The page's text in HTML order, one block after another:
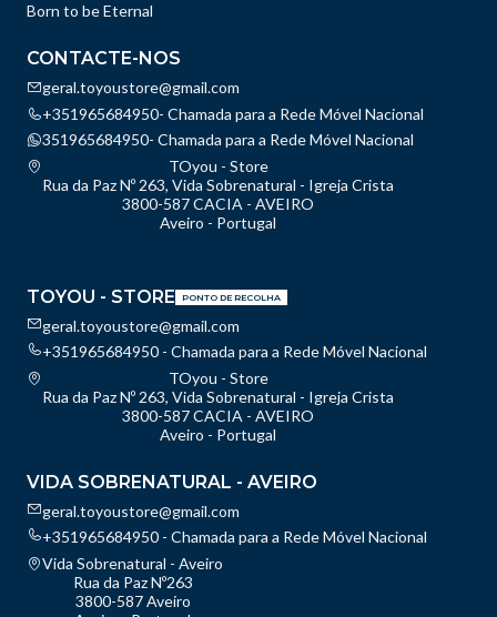
Born to be Eternal
CONTACTE-NOS
geral.toyoustore@gmail.com
+351965684950- Chamada para a Rede Móvel Nacional
351965684950- Chamada para a Rede Móvel Nacional
TOyou - Store
Rua da Paz Nº 263, Vida Sobrenatural - Igreja Crista
3800-587 CACIA - AVEIRO
Aveiro - Portugal
TOYOU - STORE PONTO DE RECOLHA
geral.toyoustore@gmail.com
+351965684950 - Chamada para a Rede Móvel Nacional
TOyou - Store
Rua da Paz Nº 263, Vida Sobrenatural - Igreja Crista
3800-587 CACIA - AVEIRO
Aveiro - Portugal
VIDA SOBRENATURAL - AVEIRO
geral.toyoustore@gmail.com
+351965684950 - Chamada para a Rede Móvel Nacional
Vida Sobrenatural - Aveiro
Rua da Paz Nº263
3800-587 Aveiro